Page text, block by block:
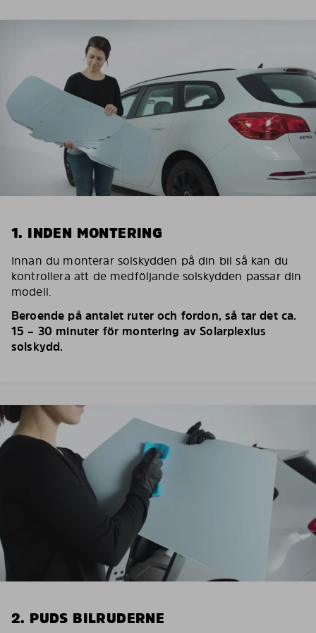
1. INDEN MONTERING
Innan du monterar solskydden på din bil så kan du
kontrollera att de medföljande solskydden passar din
modell.
Beroende på antalet ruter och fordon, så tar det ca.
15 – 30 minuter för montering av Solarplexius
solskydd.
2. PUDS BILRUDERNE